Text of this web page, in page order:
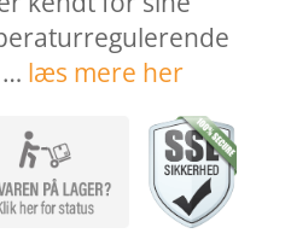
læs mere her